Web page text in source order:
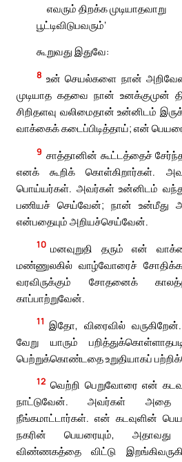
எவரும் திறக்க முடியாதவாறு
பூட்டிவிடுபவரும்’
கூறுவது இதுவே:
8 உன் செயல்களை நான்
முடியாத கதவை நான் உனக்குமுன்
சிறிதளவு வலிமைதான் உன்னிடம்
வாக்கைக் கடைப்பிடித்தாய்; என்
9 சாத்தானின் கூட்டத்தைச்
எனக் கூறிக் கொள்கிறார்கள்.
பொய்யர்கள். அவர்கள் உன்னிடம் வந்து,
பணியச் செய்வேன்; நான் உன்மீது
என்பதையும் அறியச்செய்வேன்.
10 மனவுறுதி தரும் என்
மண்ணுலகில் வாழ்வோரைச்
வரவிருக்கும் சோதனைக்
காப்பாற்றுவேன்.
11 இதோ, விரைவில் வருகிறேன்.
வேறு யாரும்
பெற்றுக்கொண்டதை உறுதியாகப்
12 வெற்றி பெறுவோரை என்
நாட்டுவேன். அவர்கள் அதை
நீங்கமாட்டார்கள். என் கடவுளின்
நகரின் பெயரையும், அதாவது
விண்ணகத்தை விட்டு